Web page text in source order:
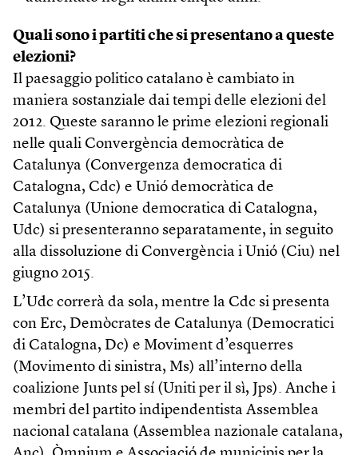
Quali sono i partiti che si presentano a queste
elezioni?
Il paesaggio politico catalano è cambiato in
maniera sostanziale dai tempi delle elezioni del
2012. Queste saranno le prime elezioni regionali
nelle quali Convergència democràtica de
Catalunya (Convergenza democratica di
Catalogna, Cdc) e Unió democràtica de
Catalunya (Unione democratica di Catalogna,
Udc) si presenteranno separatamente, in seguito
alla dissoluzione di Convergència i Unió (Ciu) nel
giugno 2015.
L’Udc correrà da sola, mentre la Cdc si presenta
con Erc, Demòcrates de Catalunya (Democratici
di Catalogna, Dc) e Moviment d’esquerres
(Movimento di sinistra, Ms) all’interno della
coalizione Junts pel sí (Uniti per il sì, Jps). Anche i
membri del partito indipendentista Assemblea
nacional catalana (Assemblea nazionale catalana,